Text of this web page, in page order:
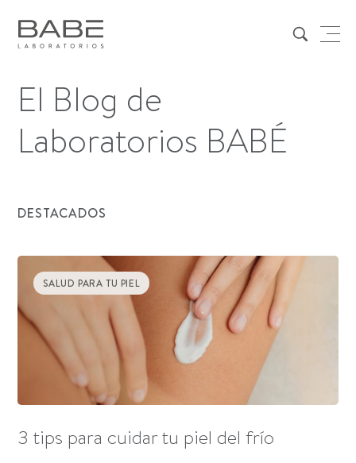
El Blog de
Laboratorios BABÉ
DESTACADOS
SALUD PARA TU PIEL
3 tips para cuidar tu piel del frío